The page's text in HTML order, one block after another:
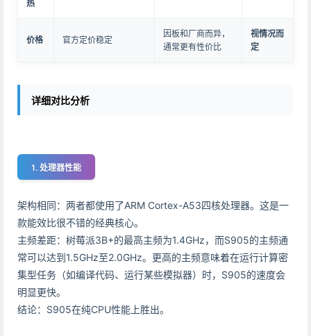
热
价格 官方定价稳定
因板和厂商而异，
通常更有性价比
视情况而
定
详细对比分析
1. 处理器性能
架构相同：两者都使用了ARM Cortex-A53四核处理器。这是一
款能效比很不错的经典核心。
主频差距：树莓派3B+的最高主频为1.4GHz，而S905的主频通
常可以达到1.5GHz至2.0GHz。更高的主频意味着在运行计算密
集型任务（如编译代码、运行某些模拟器）时，S905的速度会
明显更快。
结论：S905在纯CPU性能上胜出。